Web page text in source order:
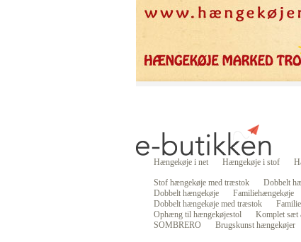
Hængekøje i net Hængekøje i stof
Stof hængekøje med træstok
Dobbelt
Dobbelt hængekøje
Familiehængekøje
Dobbelt hængekøje med træstok
Ophæng til hængekøjestol
Komplet sæt
SOMBRERO
Brugskunst hængekøjer